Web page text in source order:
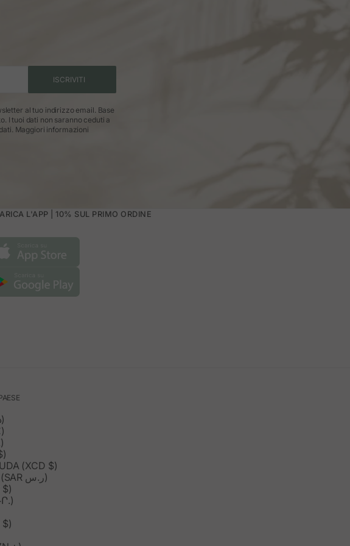
ISCRIVITI
al tuo indirizzo email. Base
I tuoi dati non saranno ceduti a
Maggiori informazioni
L'APP | 10% SUL PRIMO ORDINE
ALGERIA (DZD د.ج)
(XCD $)
ARABIA SAUDITA (SAR ر.س)
$)
$)